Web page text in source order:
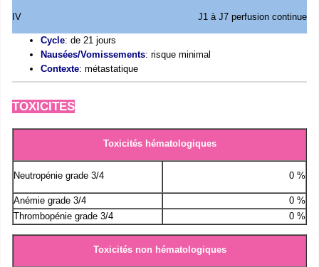
IV J1 à J7 perfusion continue
Cycle: de 21 jours
Nausées/Vomissements: risque minimal
Contexte: métastatique
TOXICITES
Toxicités hématologiques
Neutropénie grade 3/4 0 %
Anémie grade 3/4
0 %
Thrombopénie grade 3/4
0 %
Toxicités non hématologiques